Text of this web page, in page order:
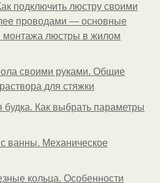
подключить люстру своими
проводами — основные
монтажа люстры в жилом
своими руками. Общие
для стяжки
будка. Как выбрать параметры
с ванны. Механическое
кольца. Особенности